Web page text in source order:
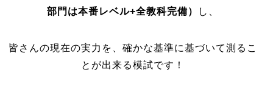
部門は本番レベル+全教科完備）
し、
皆さんの現在の実力を、確かな基準に基づいて測るこ
とが出来る模試です！